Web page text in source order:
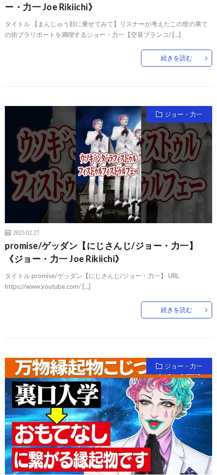
ー・力一 Joe Rikiichi》
タイトル 【まんじゅう顔に乗せてみて】リスナーが考えたこの世の果て
の街ブラリポートを満喫するジョー・力一【空昼ブランコ/ […]
続きを読む
ジョー・力一
2025.02.27
promise/ゲッダン【にじさんじ/ジョー・力一】
《ジョー・力一 Joe Rikiichi》
タイトル promise/ゲッダン【にじさんじ/ジョー・力一】 URL
https://www.youtube.com/ […]
続きを読む
ジョー・力一